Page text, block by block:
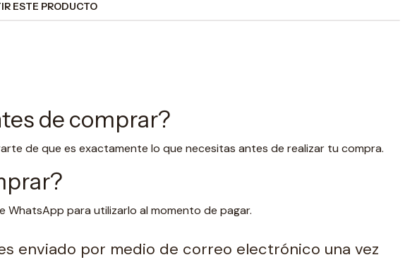
ESTE PRODUCTO
de comprar?
de que es exactamente lo que necesitas antes de realizar tu compra.
WhatsApp para utilizarlo al momento de pagar.
enviado por medio de correo electrónico una vez